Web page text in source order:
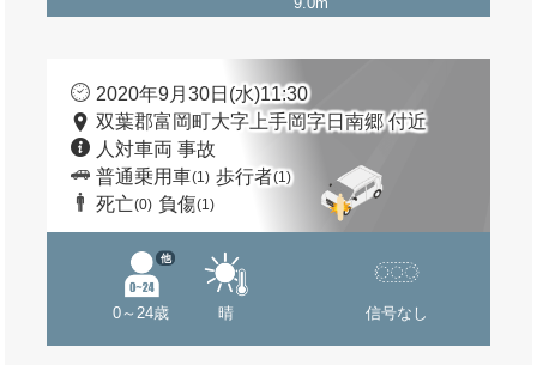
2020年9月30日(水)11:30
双葉郡富岡町大字上手岡字日南郷 付近
人対車両 事故
普通乗用車(1) 歩行者(1)
死亡(0) 負傷(1)
0～24歳
他
晴 信号なし